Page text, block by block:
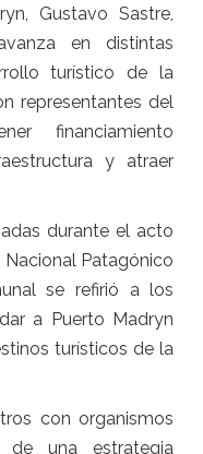
Gustavo Sastre,
en distintas
turístico de la
representantes del
financiamiento
y atraer
durante el acto
Nacional Patagónico
se refirió a los
a Puerto Madryn
turísticos de la
con organismos
de una estrategia